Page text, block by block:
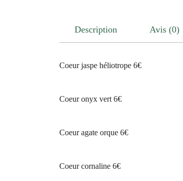
Description Avis (0)
Coeur jaspe héliotrope 6€
Coeur onyx vert 6€
Coeur agate orque 6€
Coeur cornaline 6€